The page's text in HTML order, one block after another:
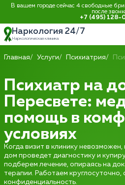
В вашем городе сейчас 4 свободные
после
+7 (495) 128-
Наркология 24/7
Наркологическая клиника
Главная Услуги Психиатрия
Психиатр на
Пересвете:
помощь в
условиях
Когда визит в клинику
дом проведет диагностику и
подберем лечение, опираясь на
терапии. Работаем
конфиденциальность.